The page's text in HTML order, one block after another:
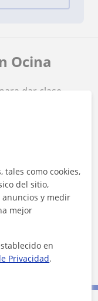
Ocina
dar clase
contributors
tales como cookies,
del sitio,
y medir
mejor
en
Privacidad.